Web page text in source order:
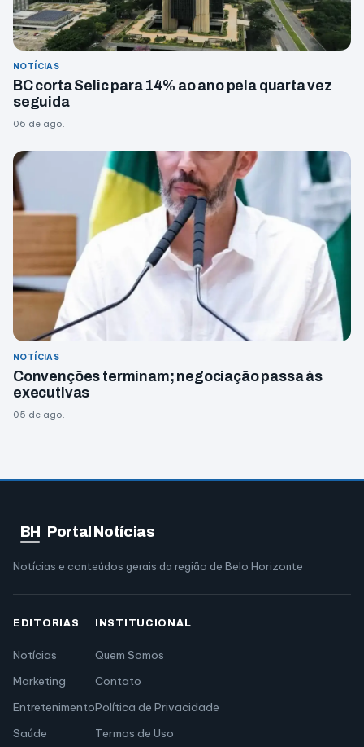
NOTÍCIAS
BC corta Selic para 14% ao ano pela quarta vez
seguida
06 de ago.
NOTÍCIAS
Convenções terminam; negociação passa às
executivas
05 de ago.
BH Portal Notícias
Notícias e conteúdos gerais da região de Belo Horizonte
EDITORIAS
Notícias
Marketing
Entretenimento
Saúde
INSTITUCIONAL
Quem Somos
Contato
Política de Privacidade
Termos de Uso